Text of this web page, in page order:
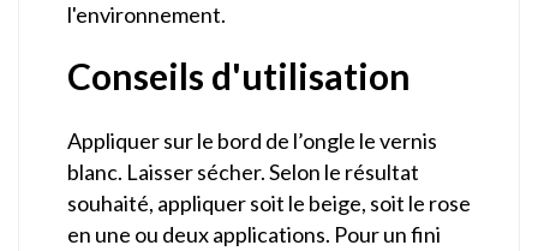
l'environnement.
Conseils d'utilisation
Appliquer sur le bord de l’ongle le vernis
blanc. Laisser sécher. Selon le résultat
souhaité, appliquer soit le beige, soit le rose
en une ou deux applications. Pour un fini